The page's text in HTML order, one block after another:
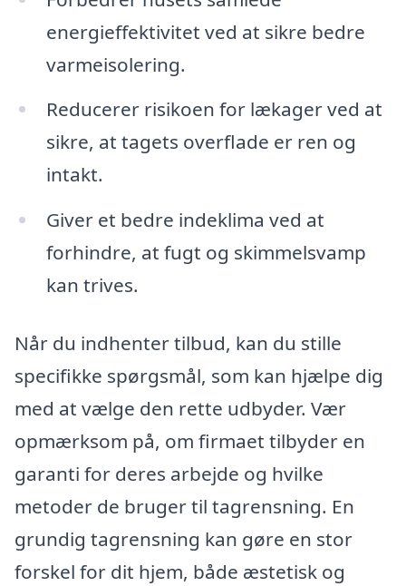
energieffektivitet ved at sikre bedre
varmeisolering.
Reducerer risikoen for lækager ved at
sikre, at tagets overflade er ren og
intakt.
Giver et bedre indeklima ved at
forhindre, at fugt og skimmelsvamp
kan trives.
Når du indhenter tilbud, kan du stille
specifikke spørgsmål, som kan hjælpe dig
med at vælge den rette udbyder. Vær
opmærksom på, om firmaet tilbyder en
garanti for deres arbejde og hvilke
metoder de bruger til tagrensning. En
grundig tagrensning kan gøre en stor
forskel for dit hjem, både æstetisk og